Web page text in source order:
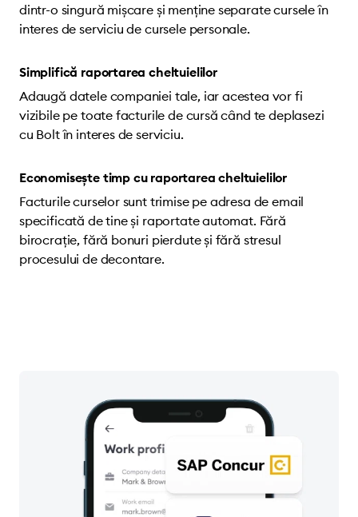
dintr-o singură mișcare și menține separate cursele în
interes de serviciu de cursele personale.
Simplifică raportarea cheltuielilor
Adaugă datele companiei tale, iar acestea vor fi
vizibile pe toate facturile de cursă când te deplasezi
cu Bolt în interes de serviciu.
Economisește timp cu raportarea cheltuielilor
Facturile curselor sunt trimise pe adresa de email
specificată de tine și raportate automat. Fără
birocrație, fără bonuri pierdute și fără stresul
procesului de decontare.